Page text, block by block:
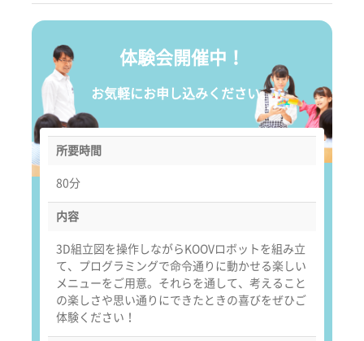
体験会開催中！
お気軽にお申し込みください。
所要時間
80分
内容
3D組立図を操作しながらKOOVロボットを組み立
て、プログラミングで命令通りに動かせる楽しい
メニューをご用意。それらを通して、考えること
の楽しさや思い通りにできたときの喜びをぜひご
体験ください！